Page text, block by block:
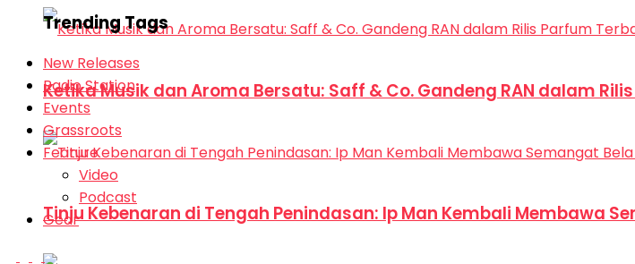
Ketika Musik dan Aroma Bersatu: Saff & Co. Gandeng RAN dalam
Tinju Kebenaran di Tengah Penindasan: Ip Man Kembali Membawa
Trending Tags
New Releases
Radio Station
Events
Grassroots
Feature
Video
Podcast
Gear